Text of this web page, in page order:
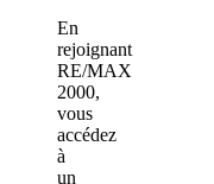
En
rejoignant
RE/MAX
2000,
vous
accédez
à
un